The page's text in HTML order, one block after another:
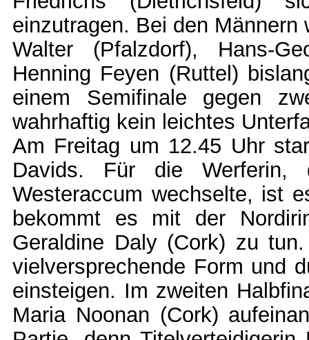
einzutragen. Bei den
Walter (Pfalzdorf), Hans-
Henning Feyen (Ruttel)
einem Semifinale gegen
wahrhaftig kein leichtes
Am Freitag um 12.45 Uhr
Davids. Für die
Westeraccum wechselte, ist
bekommt es mit der
Geraldine Daly (Cork) zu
vielversprechende Form und
einsteigen. Im zweiten
Maria Noonan (Cork)